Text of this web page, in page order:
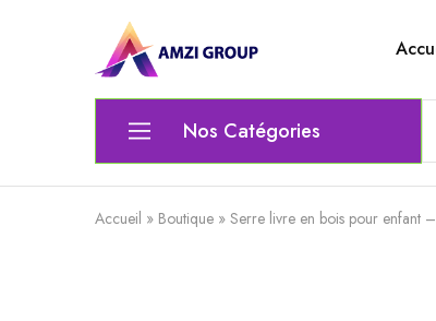
Amzi
Group
Le
top
l'electronique
Nos Catégories
Accueil » Boutique » Serre livre en bois pour enfant